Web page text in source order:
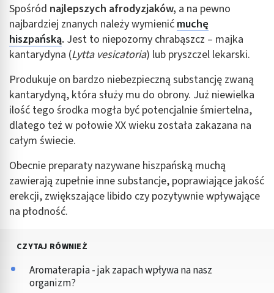
Spośród najlepszych afrodyzjaków, a na pewno
najbardziej znanych należy wymienić muchę
hiszpańską. Jest to niepozorny chrabąszcz – majka
kantarydyna (Lytta vesicatoria) lub pryszczel lekarski.
Produkuje on bardzo niebezpieczną substancję zwaną
kantarydyną, która służy mu do obrony. Już niewielka
ilość tego środka mogła być potencjalnie śmiertelna,
dlatego też w połowie XX wieku została zakazana na
całym świecie.
Obecnie preparaty nazywane hiszpańską muchą
zawierają zupełnie inne substancje, poprawiające jakość
erekcji, zwiększające libido czy pozytywnie wpływające
na płodność.
CZYTAJ RÓWNIEŻ
Aromaterapia - jak zapach wpływa na nasz
organizm?